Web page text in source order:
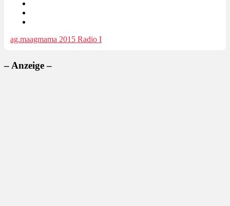
ag.maagmama 2015 Radio I
– Anzeige –